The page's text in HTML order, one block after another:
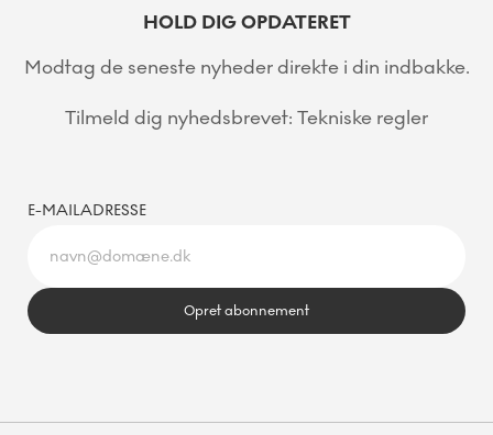
HOLD DIG OPDATERET
Modtag de seneste nyheder direkte i din indbakke.
Tilmeld dig nyhedsbrevet: Tekniske regler
E-MAILADRESSE
Opret abonnement